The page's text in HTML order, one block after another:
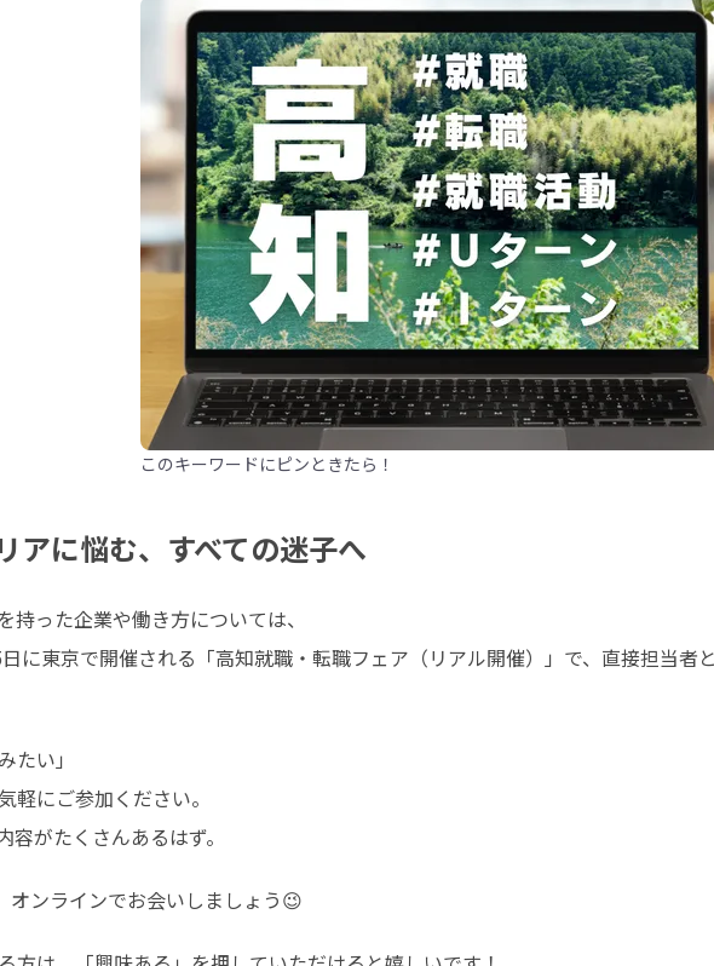
このキーワードにピンときたら！
アに悩む、すべての迷子へ
持った企業や働き方については、
に東京で開催される「高知就職・転職フェア（リアル開催）」で、直接担当者
たい」
軽にご参加ください。
容がたくさんあるはず。
オンラインでお会いしましょう😉